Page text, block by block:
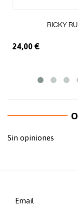
RICKY
24,00 €
Sin opiniones